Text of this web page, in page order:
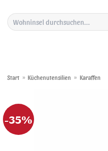
Inhalt
springen
Suchen
nach:
Start » Küchenutensilien » Karaffen
-35%